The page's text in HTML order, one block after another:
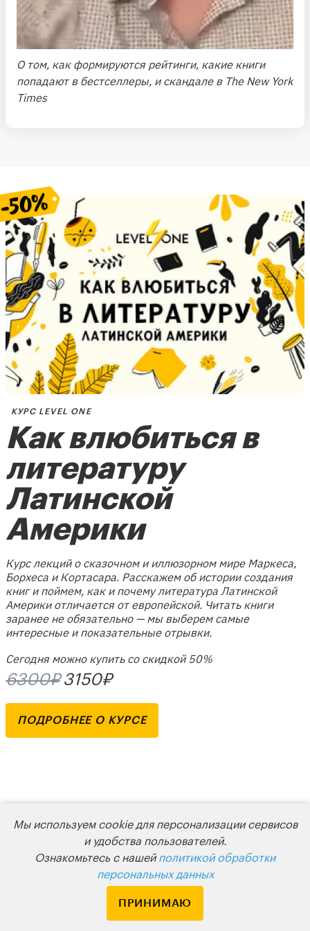
О том, как формируются рейтинги, какие книги
попадают в бестселлеры, и скандале в The New York
Times
КУРС LEVEL ONE
Как влюбиться в
литературу
Латинской
Америки
Курс лекций о сказочном и иллюзорном мире Маркеса,
Борхеса и Кортасара. Расскажем об истории создания
книг и поймем, как и почему литература Латинской
Америки отличается от европейской. Читать книги
заранее не обязательно — мы выберем самые
интересные и показательные отрывки.
Сегодня можно купить со скидкой 50%
6300₽ 3150₽
ПОДРОБНЕЕ О КУРСЕ
ОБРАЗОВАТЕЛЬНЫЙ ПРОЕКТ LEVEL ONE
Начните
разбираться
Мы используем cookie для персонализации сервисов
и удобства пользователей.
Ознакомьтесь с нашейполитикой обработки
персональных данных
ПРИНИМАЮ